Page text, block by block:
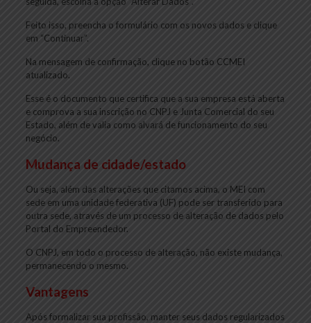
Feito isso, preencha o formulário com os novos dados e clique
em “Continuar”.
Na mensagem de confirmação, clique no botão CCMEI
atualizado.
Esse é o documento que certifica que a sua empresa está aberta
e comprova a sua inscrição no CNPJ e Junta Comercial do seu
Estado, além de valia como alvará de funcionamento do seu
negócio.
Mudança de cidade/estado
Ou seja, além das alterações que citamos acima, o MEI com
sede em uma unidade federativa (UF) pode ser transferido para
outra sede, através de um processo de alteração de dados pelo
Portal do Empreendedor.
O CNPJ, em todo o processo de alteração, não existe mudança,
permanecendo o mesmo.
Vantagens
Após formalizar sua profissão, manter seus dados regularizados